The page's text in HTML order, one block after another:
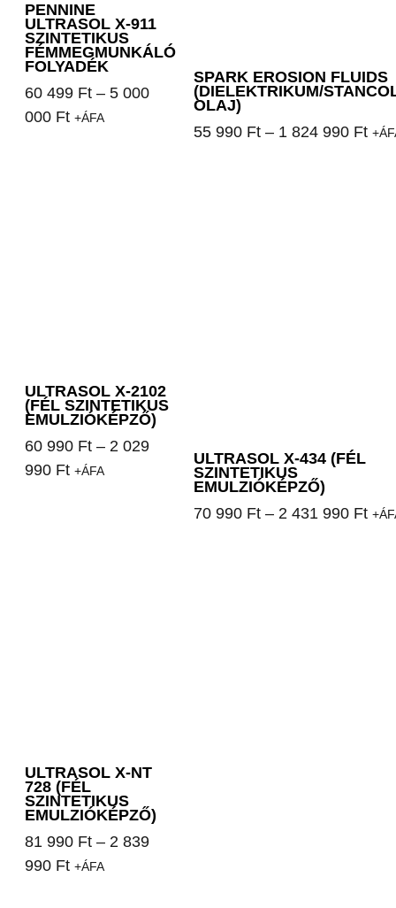
PENNINE
ULTRASOL X-911
SZINTETIKUS
FÉMMEGMUNKÁLÓ
FOLYADÉK
60 499 Ft – 5 000
000 Ft +ÁFA
SPARK EROSION FLUIDS
(DIELEKTRIKUM/
OLAJ)
55 990 Ft – 1 824 990 Ft
ULTRASOL X-2102
(FÉL SZINTETIKUS
EMULZIÓKÉPZŐ)
60 990 Ft – 2 029
990 Ft +ÁFA
ULTRASOL X-434 (FÉL
SZINTETIKUS
EMULZIÓKÉPZŐ)
70 990 Ft – 2 431 990 Ft
ULTRASOL X-NT
728 (FÉL
SZINTETIKUS
EMULZIÓKÉPZŐ)
81 990 Ft – 2 839
990 Ft +ÁFA